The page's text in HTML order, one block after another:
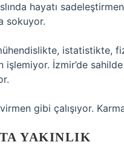
hayatı
sokuyor.
istatistikte,
işlemiyor. İzmir’de
gibi çalışıyor.
YAKINLIK